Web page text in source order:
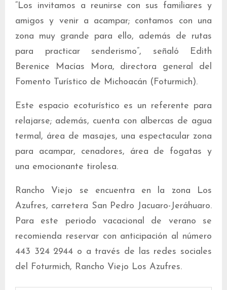
“Los invitamos a reunirse con sus familiares y
amigos y venir a acampar; contamos con una
zona muy grande para ello, además de rutas
para practicar senderismo”, señaló Edith
Berenice Macías Mora, directora general del
Fomento Turístico de Michoacán (Foturmich).
Este espacio ecoturístico es un referente para
relajarse; además, cuenta con albercas de agua
termal, área de masajes, una espectacular zona
para acampar, cenadores, área de fogatas y
una emocionante tirolesa.
Rancho Viejo se encuentra en la zona Los
Azufres, carretera San Pedro Jacuaro-Jeráhuaro.
Para este periodo vacacional de verano se
recomienda reservar con anticipación al número
443 324 2944 o a través de las redes sociales
del Foturmich, Rancho Viejo Los Azufres.